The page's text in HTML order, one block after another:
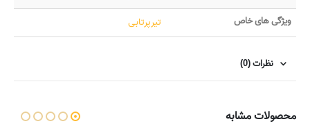
ویژگی های خاص تیرپرتابی
نظرات (0)
محصولات مشابه